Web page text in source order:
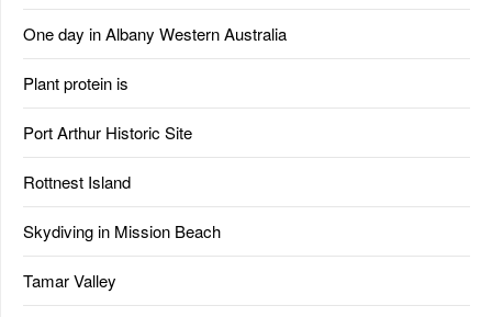
One day in Albany Western Australia
Plant protein is
Port Arthur Historic Site
Rottnest Island
Skydiving in Mission Beach
Tamar Valley